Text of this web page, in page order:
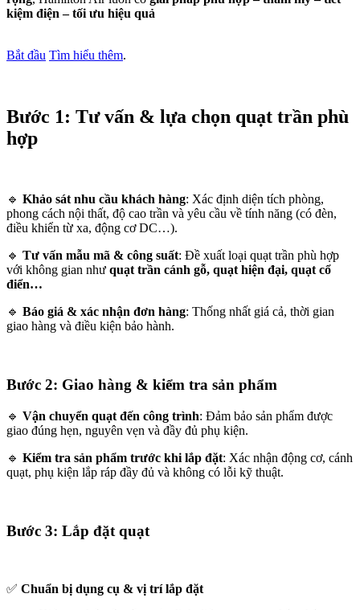
kiệm điện – tối ưu hiệu quả
Bắt đầu Tìm hiểu thêm.
Bước 1: Tư vấn & lựa chọn quạt trần phù
hợp
🔹 Khảo sát nhu cầu khách hàng: Xác định diện tích phòng,
phong cách nội thất, độ cao trần và yêu cầu về tính năng (có đèn,
điều khiển từ xa, động cơ DC…).
🔹 Tư vấn mẫu mã & công suất: Đề xuất loại quạt trần phù hợp
với không gian như quạt trần cánh gỗ, quạt hiện đại, quạt cổ
điển…
🔹 Báo giá & xác nhận đơn hàng: Thống nhất giá cả, thời gian
giao hàng và điều kiện bảo hành.
Bước 2: Giao hàng & kiểm tra sản phẩm
🔹 Vận chuyển quạt đến công trình: Đảm bảo sản phẩm được
giao đúng hẹn, nguyên vẹn và đầy đủ phụ kiện.
🔹 Kiểm tra sản phẩm trước khi lắp đặt: Xác nhận động cơ, cánh
quạt, phụ kiện lắp ráp đầy đủ và không có lỗi kỹ thuật.
Bước 3: Lắp đặt quạt
✅ Chuẩn bị dụng cụ & vị trí lắp đặt